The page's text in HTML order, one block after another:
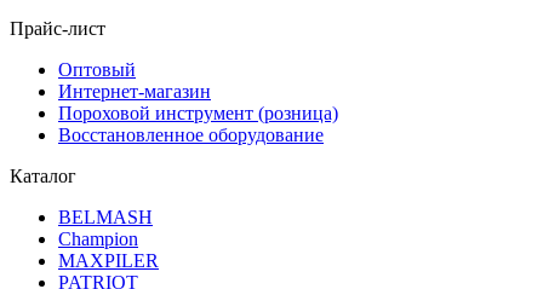
Прайс-лист
Оптовый
Интернет-магазин
Пороховой инструмент (розница)
Восстановленное оборудование
Каталог
BELMASH
Champion
MAXPILER
PATRIOT